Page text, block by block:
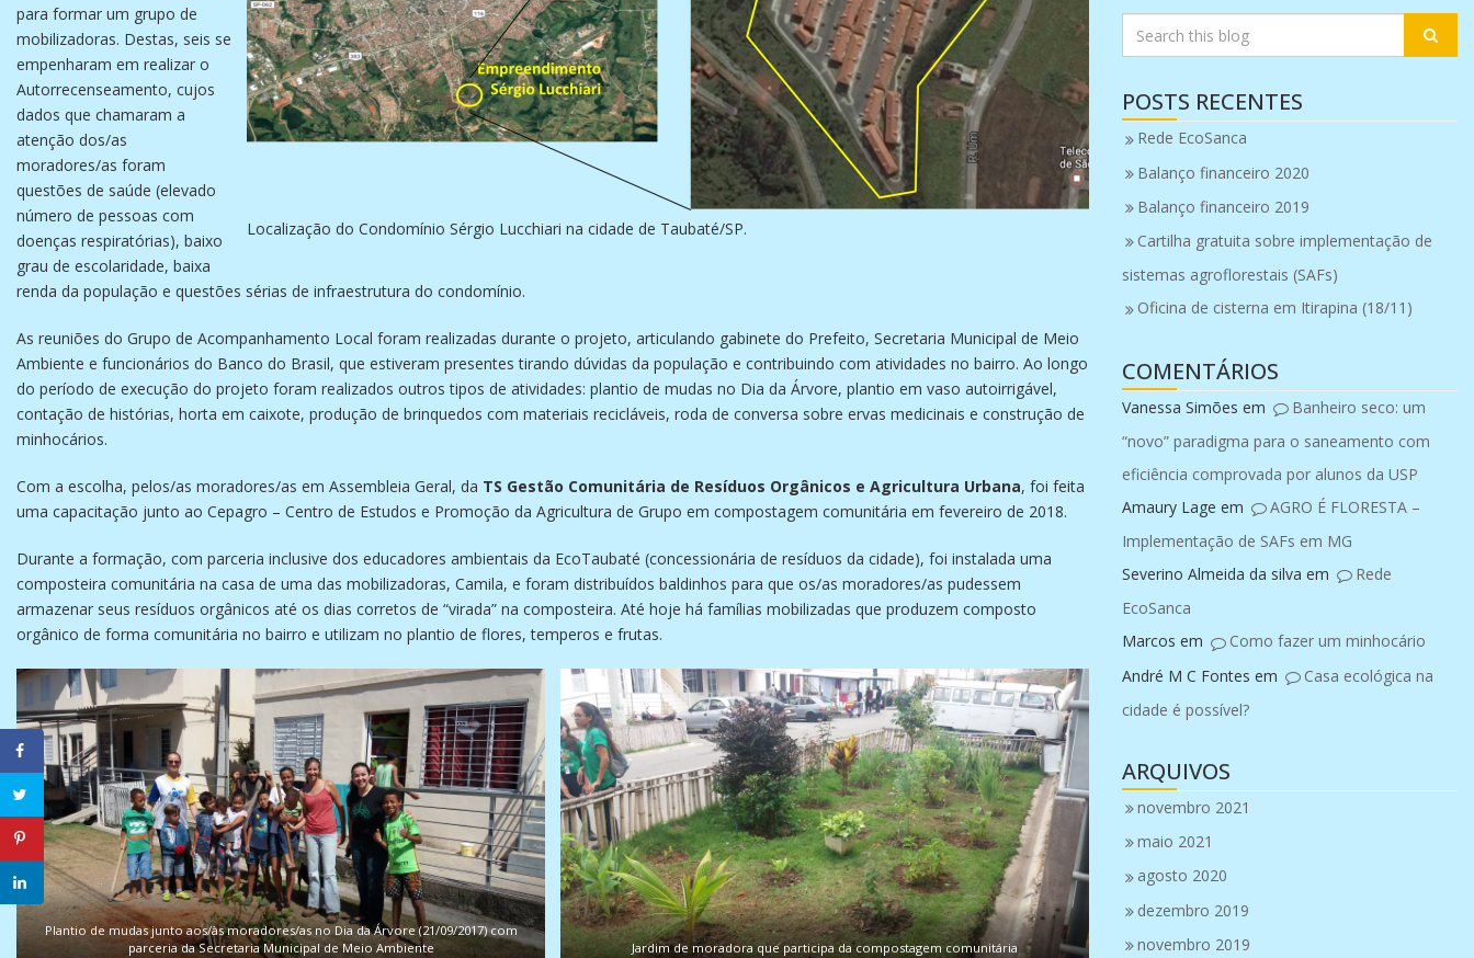
Localização do Condomínio Sérgio Lucchiari na cidade de Taubaté/SP.
para formar um grupo de
mobilizadoras. Destas, seis se
empenharam em realizar o
Autorrecenseamento, cujos
dados que chamaram a
atenção dos/as
moradores/as foram
questões de saúde (elevado
número de pessoas com
doenças respiratórias), baixo
grau de escolaridade, baixa
renda da população e questões sérias de infraestrutura do condomínio.
As reuniões do Grupo de Acompanhamento Local foram realizadas durante o projeto, articulando gabinete do Prefeito, Secretaria Municipal de Meio
Ambiente e funcionários do Banco do Brasil, que estiveram presentes tirando dúvidas da população e contribuindo com atividades no bairro. Ao longo
do período de execução do projeto foram realizados outros tipos de atividades: plantio de mudas no Dia da Árvore, plantio em vaso autoirrigável,
contação de histórias, horta em caixote, produção de brinquedos com materiais recicláveis, roda de conversa sobre ervas medicinais e construção de
minhocários.
Com a escolha, pelos/as moradores/as em Assembleia Geral, da TS Gestão Comunitária de Resíduos Orgânicos e Agricultura Urbana, foi feita
uma capacitação junto ao Cepagro – Centro de Estudos e Promoção da Agricultura de Grupo em compostagem comunitária em fevereiro de 2018.
Durante a formação, com parceria inclusive dos educadores ambientais da EcoTaubaté (concessionária de resíduos da cidade), foi instalada uma
composteira comunitária na casa de uma das mobilizadoras, Camila, e foram distribuídos baldinhos para que os/as moradores/as pudessem
armazenar seus resíduos orgânicos até os dias corretos de “virada” na composteira. Até hoje há famílias mobilizadas que produzem composto
orgânico de forma comunitária no bairro e utilizam no plantio de flores, temperos e frutas.
Plantio de mudas junto aos/às moradores/as no Dia da Árvore (21/09/2017) com
parceria da Secretaria Municipal de Meio Ambiente
Jardim de moradora que participa da compostagem comunitária
POSTS RECENTES
Rede EcoSanca
Balanço financeiro 2020
Balanço financeiro 2019
Cartilha gratuita sobre implementação de
sistemas agroflorestais (SAFs)
Oficina de cisterna em Itirapina (18/11)
COMENTÁRIOS
Vanessa Simões em
Banheiro seco: um
“novo” paradigma para o saneamento com
eficiência comprovada por alunos da USP
Amaury Lage em
AGRO É FLORESTA –
Implementação de SAFs em MG
Severino Almeida da silva em
Rede
EcoSanca
Marcos em
Como fazer um minhocário
André M C Fontes em
Casa ecológica na
cidade é possível?
ARQUIVOS
novembro 2021
maio 2021
agosto 2020
dezembro 2019
novembro 2019